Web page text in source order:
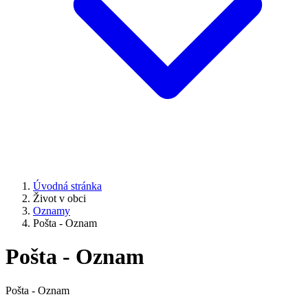
Úvodná stránka
Život v obci
Oznamy
Pošta - Oznam
Pošta - Oznam
Pošta - Oznam